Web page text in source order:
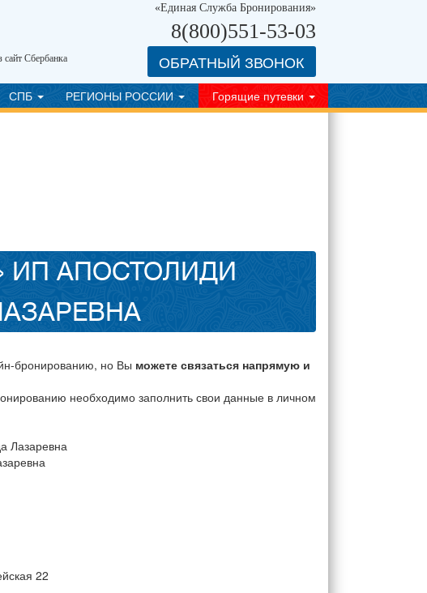
Сбербанка
«Единая Служба Бронирования»
8(800)551-53-03
ОБРАТНЫЙ ЗВОНОК
СПБ РЕГИОНЫ РОССИИ
Горящие путевки
ИП АПОСТОЛИДИ
бронированию, но Вы можете связаться напрямую и
необходимо заполнить свои данные в личном
Лазаревна
22